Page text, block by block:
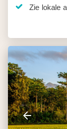
Zie lokale